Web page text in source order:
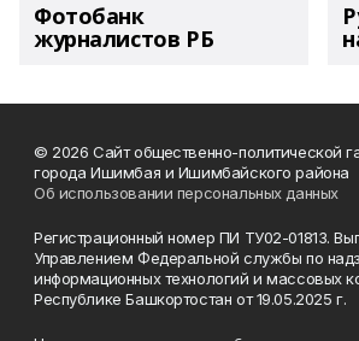
Фотобанк
журналистов РБ
© 2026 Сайт общественно-политической
города Ишимбая и Ишимбайского района
Об использовании персональных данных
Регистрационный номер ПИ ТУ02-01813.
Управлением Федеральной службы по
информационных технологий и массовых
Республике Башкортостан от 19.05.2025 г.